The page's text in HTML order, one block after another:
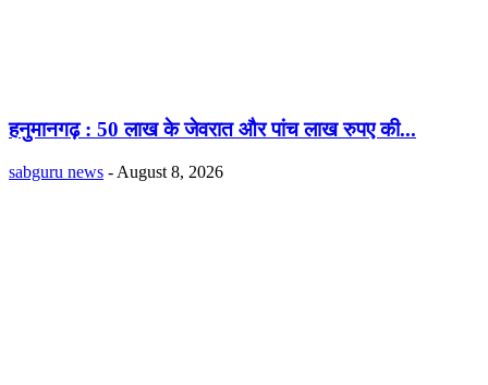
हनुमानगढ़ : 50 लाख के जेवरात और पांच लाख रुपए की...
sabguru news - August 8, 2026